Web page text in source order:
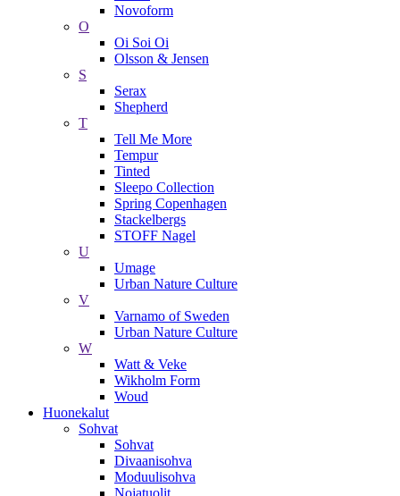
Novoform
O
Oi Soi Oi
Olsson & Jensen
S
Serax
Shepherd
T
Tell Me More
Tempur
Tinted
Sleepo Collection
Spring Copenhagen
Stackelbergs
STOFF Nagel
U
Umage
Urban Nature Culture
V
Varnamo of Sweden
Urban Nature Culture
W
Watt & Veke
Wikholm Form
Woud
Huonekalut
Sohvat
Sohvat
Divaanisohva
Moduulisohva
Nojatuolit